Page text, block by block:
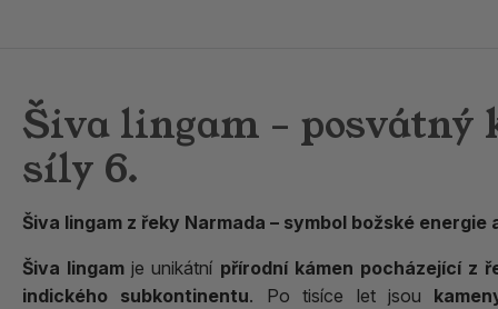
Šiva lingam – posvátný
síly 6.
Šiva lingam z řeky Narmada – symbol božské energie
Šiva lingam je unikátní přírodní kámen pocházející z
indického subkontinentu. Po tisíce let jsou